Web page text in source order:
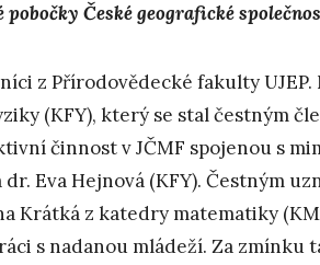
České geografické
z Přírodovědecké fakulty
(KFY), který se stal čestným
činnost v JČMF spojenou s
Eva Hejnová (KFY). Čestným
Krátká z katedry matematiky
s nadanou mládeží. Za zmínku